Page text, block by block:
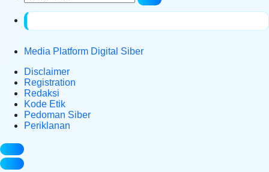
for:
Media Platform Digital Siber
Disclaimer
Registration
Redaksi
Kode Etik
Pedoman Siber
Periklanan